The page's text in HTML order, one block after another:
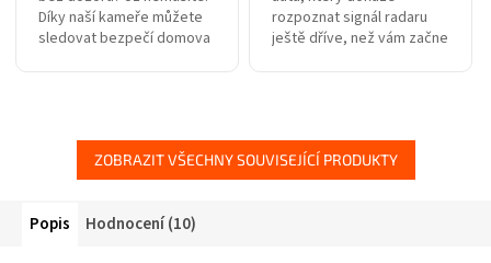
Díky naší kameře můžete
sledovat bezpečí domova
rozpoznat signál radaru
ještě dříve, než vám začne
ZOBRAZIT VŠECHNY SOUVISEJÍCÍ PRODUKTY
Popis Hodnocení (10)